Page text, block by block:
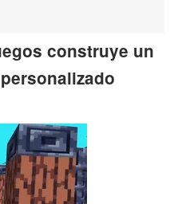
construye un